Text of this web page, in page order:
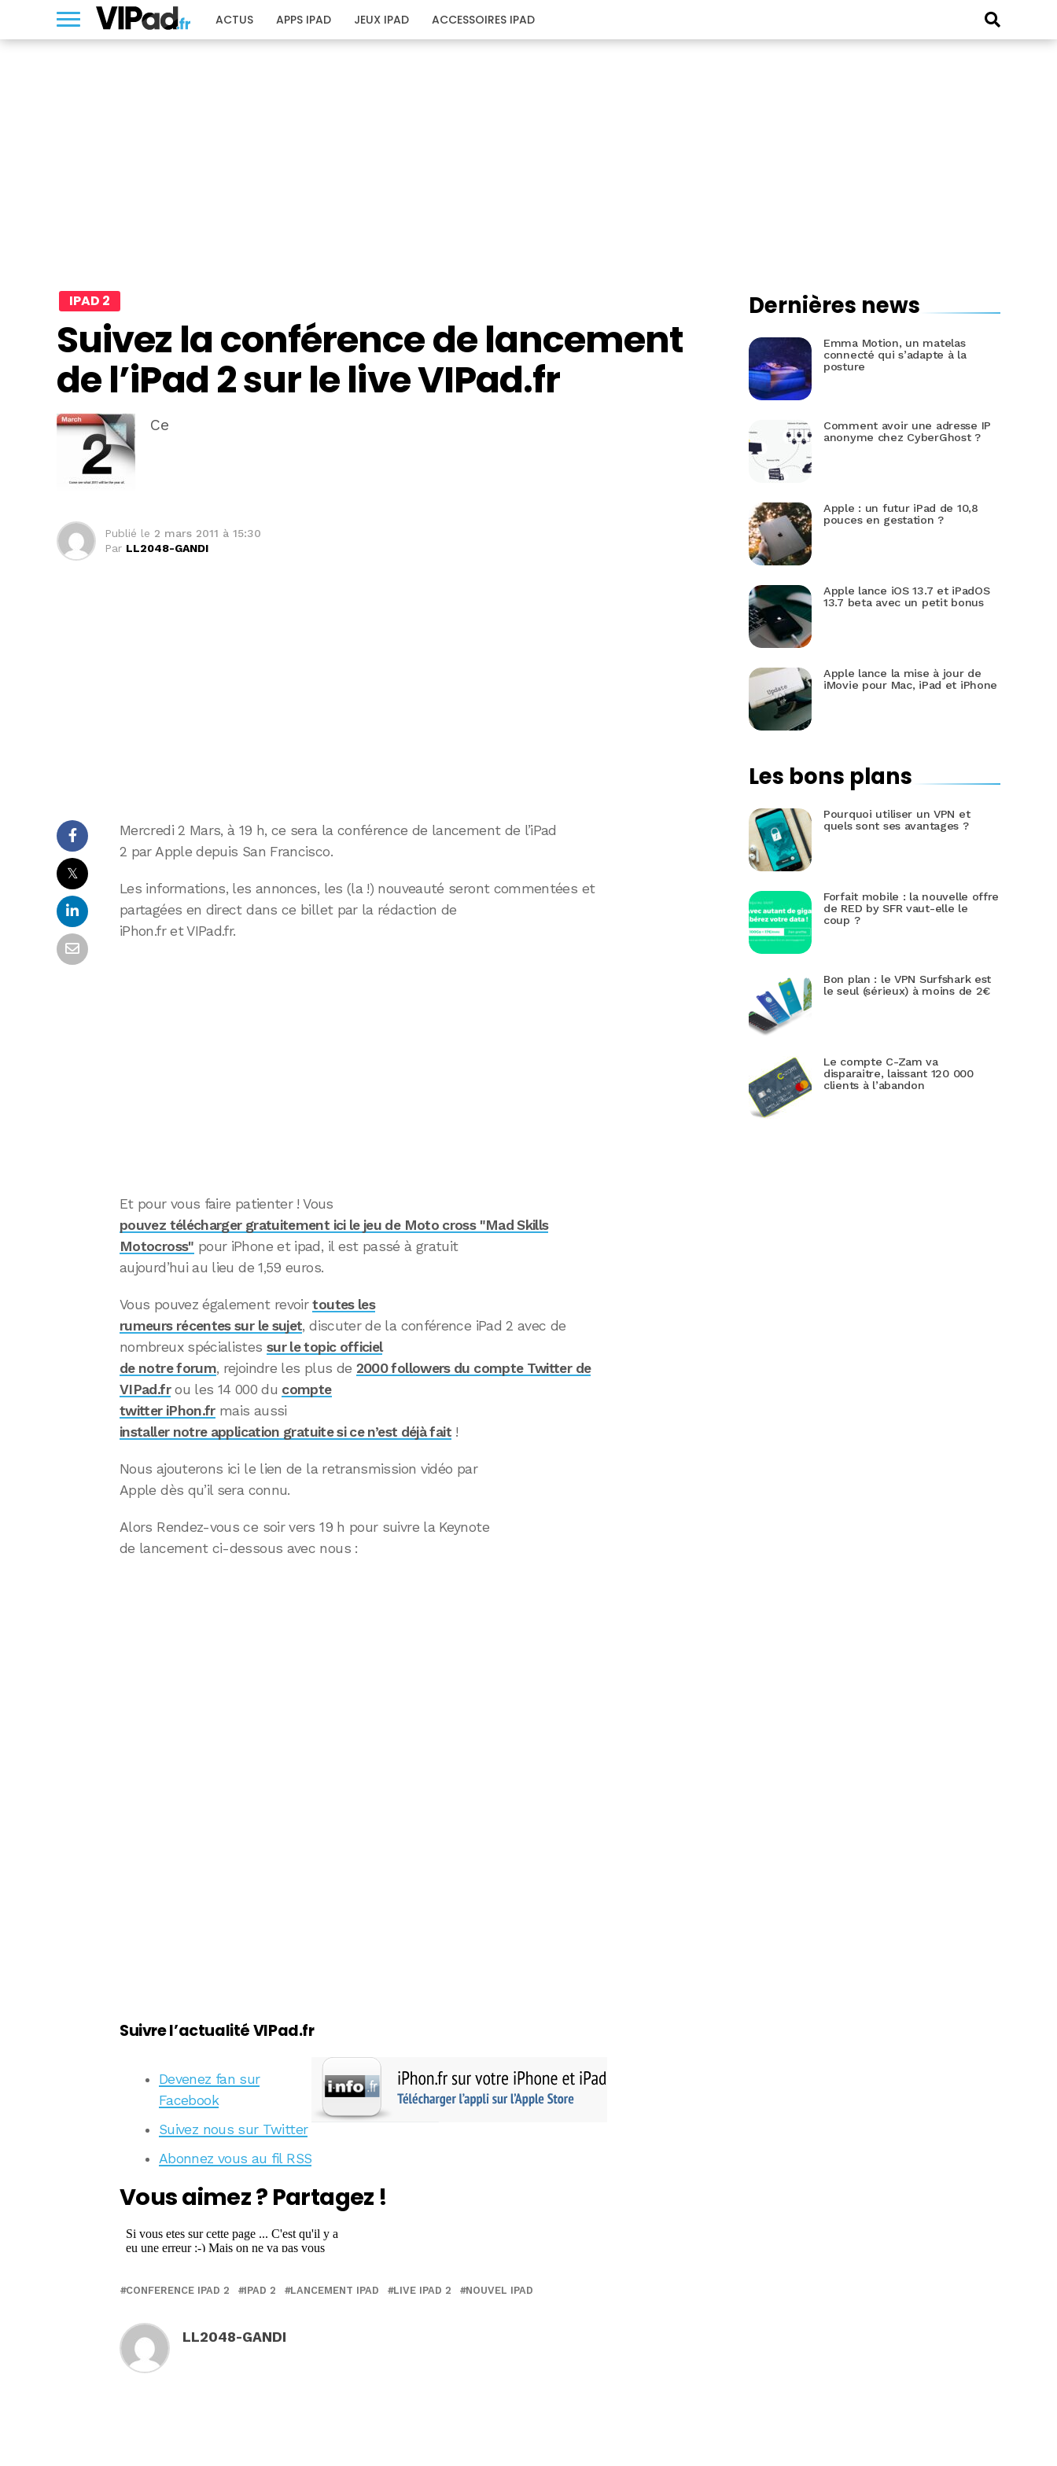
ACTUS APPS IPAD JEUX IPAD ACCESSOIRES IPAD
IPAD 2
Suivez la conférence de lancement
de l’iPad 2 sur le live VIPad.fr
Ce
Publié le 2 mars 2011 à 15:30
Par LL2048-GANDI
𝕏
Mercredi 2 Mars, à 19 h, ce sera la conférence de lancement de l’iPad
2 par Apple depuis San Francisco.
Les informations, les annonces, les (la !) nouveauté seront commentées et
partagées en direct dans ce billet par la rédaction de
iPhon.fr et VIPad.fr.
Et pour vous faire patienter ! Vous
pouvez télécharger gratuitement ici le jeu de Moto cross "Mad Skills
Motocross" pour iPhone et ipad, il est passé à gratuit
aujourd’hui au lieu de 1,59 euros.
Vous pouvez également revoirtoutes les
rumeurs récentes sur le sujet, discuter de la conférence iPad 2 avec de
nombreux spécialistes sur le topic officiel
de notre forum, rejoindre les plus de 2000 followers du compte Twitter de
VIPad.frou les 14 000 du compte
twitter iPhon.frmais aussi
installer notre application gratuite si ce n’est déjà fait!
Nous ajouterons ici le lien de la retransmission vidéo par
Apple dès qu’il sera connu.
Alors Rendez-vous ce soir vers 19 h pour suivre la Keynote
de lancement ci-dessous avec nous :
Suivre l’actualité VIPad.fr
Devenez fan sur
Facebook
Suivez nous sur Twitter
Abonnez vous au fil RSS
Vous aimez ? Partagez !
CONFERENCE IPAD 2 IPAD 2 LANCEMENT IPAD LIVE IPAD 2 NOUVEL IPAD
LL2048-GANDI
Dernières news
Emma Motion, un matelas
connecté qui s’adapte à la
posture
Comment avoir une adresse IP
anonyme chez CyberGhost ?
Apple : un futur iPad de 10,8
pouces en gestation ?
Apple lance iOS 13.7 et iPadOS
13.7 beta avec un petit bonus
Apple lance la mise à jour de
iMovie pour Mac, iPad et iPhone
Les bons plans
Pourquoi utiliser un VPN et
quels sont ses avantages ?
Forfait mobile : la nouvelle offre
de RED by SFR vaut-elle le
coup ?
Bon plan : le VPN Surfshark est
le seul (sérieux) à moins de 2€
Le compte C-Zam va
disparaitre, laissant 120 000
clients à l’abandon